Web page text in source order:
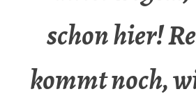
schon hier!
kommt noch,